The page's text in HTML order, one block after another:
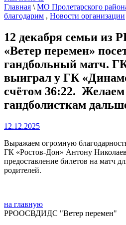
Главная \ МО Пролетарского
благодарим , Новости организации
12 декабря семьи
«Ветер перемен»
гандбольный матч.
выиграл у ГК
счётом 36:22.
гандболисткам
12.12.2025
Выражаем огромную
ГК «Ростов-Дон» Антону
предоставление билетов на матч
родителей.
на главную
РРООСВДИДС "Ветер перемен"